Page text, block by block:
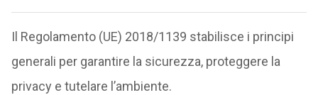
Il Regolamento (UE) 2018/1139 stabilisce i principi
generali per garantire la sicurezza, proteggere la
privacy e tutelare l’ambiente.